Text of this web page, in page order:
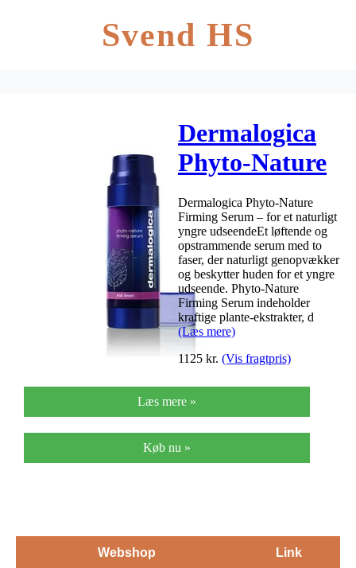
Svend HS
Dermalogica
Phyto-Nature
Firming
Serum – 40
ml.
Dermalogica Phyto-Nature
Firming Serum – for et naturligt
yngre udseendeEt løftende og
opstrammende serum med to
faser, der naturligt genopvækker
og beskytter huden for et yngre
udseende. Phyto-Nature
Firming Serum indeholder
kraftige plante-ekstrakter, d
(Læs mere)
1125 kr. (Vis fragtpris)
Læs mere »
Køb nu »
Webshop Link